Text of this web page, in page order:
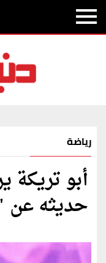
رياضة
أبو تريكة
حديثه عن